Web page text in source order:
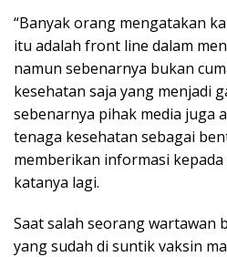
“Banyak orang mengatakan
itu adalah front line dalam
namun sebenarnya bukan
kesehatan saja yang menjadi
sebenarnya pihak media juga
tenaga kesehatan sebagai
memberikan informasi kepada
katanya lagi.
Saat salah seorang wartawan
yang sudah di suntik vaksin